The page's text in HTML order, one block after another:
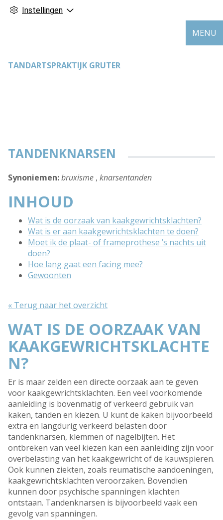
Instellingen
TANDARTSPRAKTIJK GRUTER
MENU
TANDENKNARSEN
Synoniemen:bruxisme , knarsentanden
INHOUD
Wat is de oorzaak van kaakgewrichtsklachten?
Wat is er aan kaakgewrichtsklachten te doen?
Moet ik de plaat- of frameprothese ’s nachts uit
doen?
Hoe lang gaat een facing mee?
Gewoonten
« Terug naar het overzicht
WAT IS DE OORZAAK VAN
KAAKGEWRICHTSKLACHTE
N?
Er is maar zelden een directe oorzaak aan te geven
voor kaakgewrichtsklachten. Een veel voorkomende
aanleiding is bovenmatig of verkeerd gebruik van
kaken, tanden en kiezen. U kunt de kaken bijvoorbeeld
extra en langdurig verkeerd belasten door
tandenknarsen, klemmen of nagelbijten. Het
ontbreken van veel kiezen kan een aanleiding zijn voor
overbelasting van het kaakgewricht of de kauwspieren.
Ook kunnen ziekten, zoals reumatische aandoeningen,
kaakgewrichtsklachten veroorzaken. Bovendien
kunnen door psychische spanningen klachten
ontstaan. Tandenknarsen is bijvoorbeeld vaak een
gevolg van spanningen.